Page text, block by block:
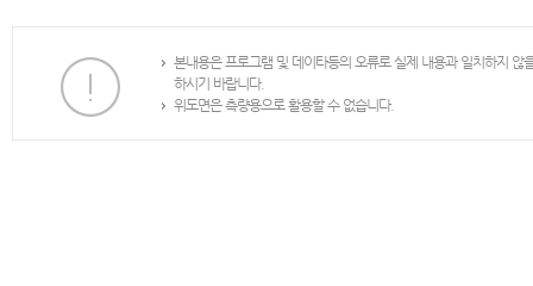
본내용은 프로그램 및 데이타등의 오류로 실제 내용과 일치하지
하시기 바랍니다.
위도면은 측량용으로 활용할 수 없습니다.